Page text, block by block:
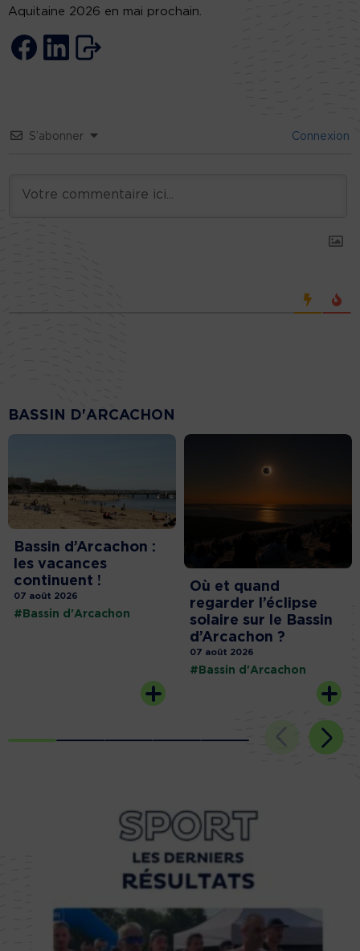
Aquitaine 2026 en mai prochain.
S’abonner Connexion
BASSIN D'ARCACHON
Bassin d’Arcachon :
les vacances
continuent !
07 août 2026
#Bassin d'Arcachon
Où et quand
regarder l’éclipse
solaire sur le Bassin
d’Arcachon ?
07 août 2026
#Bassin d'Arcachon